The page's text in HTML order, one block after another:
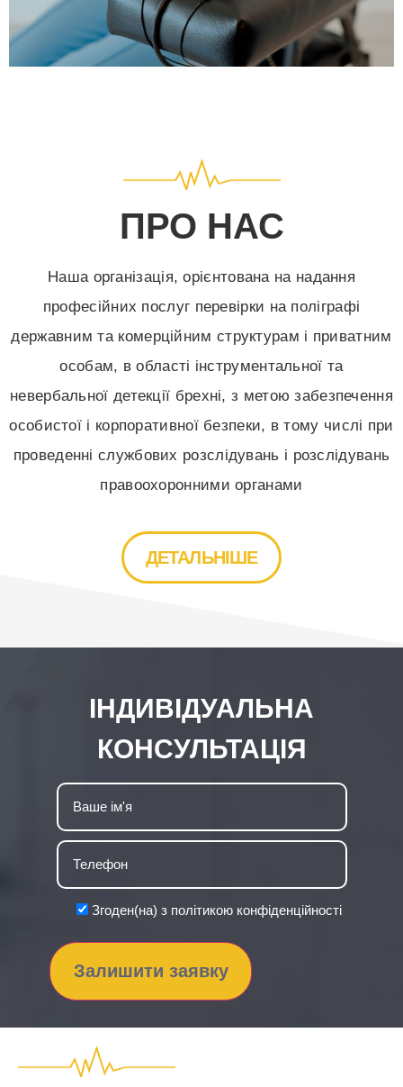
ПРО НАС
Наша організація, орієнтована на надання
професійних послуг перевірки на поліграфі
державним та комерційним структурам і приватним
особам, в області інструментальної та
невербальної детекції брехні, з метою забезпечення
особистої і корпоративної безпеки, в тому числі при
проведенні службових розслідувань і розслідувань
правоохоронними органами
ДЕТАЛЬНІШЕ
ІНДИВІДУАЛЬНА
КОНСУЛЬТАЦІЯ
Згоден(на) з політикою конфіденційності